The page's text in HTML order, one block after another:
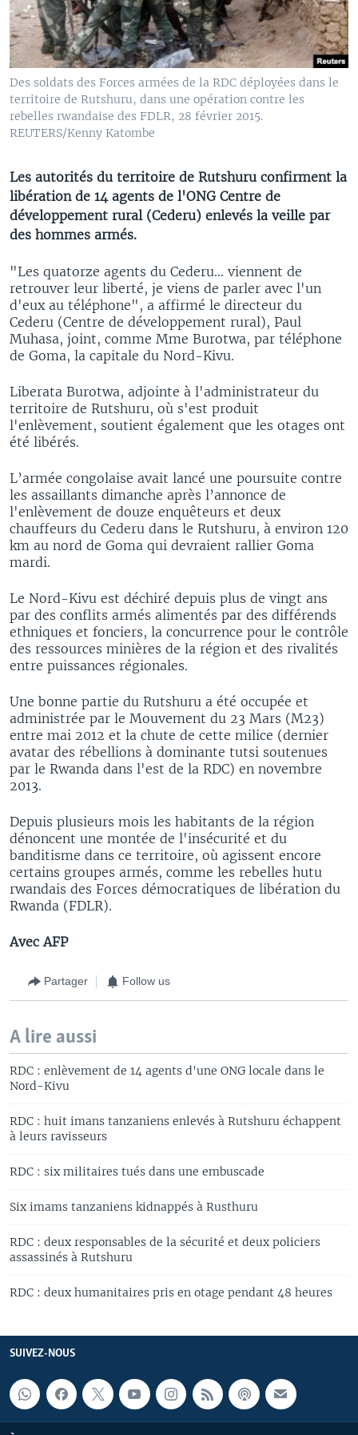
Des soldats des Forces armées de la RDC déployées dans le
territoire de Rutshuru, dans une opération contre les
rebelles rwandaise des FDLR, 28 février 2015.
REUTERS/Kenny Katombe
Les autorités du territoire de Rutshuru confirment la
libération de 14 agents de l'ONG Centre de
développement rural (Cederu) enlevés la veille par
des hommes armés.
"Les quatorze agents du Cederu… viennent de
retrouver leur liberté, je viens de parler avec l'un
d'eux au téléphone", a affirmé le directeur du
Cederu (Centre de développement rural), Paul
Muhasa, joint, comme Mme Burotwa, par téléphone
de Goma, la capitale du Nord-Kivu.
Liberata Burotwa, adjointe à l'administrateur du
territoire de Rutshuru, où s'est produit
l'enlèvement, soutient également que les otages ont
été libérés.
L’armée congolaise avait lancé une poursuite contre
les assaillants dimanche après l’annonce de
l'enlèvement de douze enquêteurs et deux
chauffeurs du Cederu dans le Rutshuru, à environ 120
km au nord de Goma qui devraient rallier Goma
mardi.
Le Nord-Kivu est déchiré depuis plus de vingt ans
par des conflits armés alimentés par des différends
ethniques et fonciers, la concurrence pour le contrôle
des ressources minières de la région et des rivalités
entre puissances régionales.
Une bonne partie du Rutshuru a été occupée et
administrée par le Mouvement du 23 Mars (M23)
entre mai 2012 et la chute de cette milice (dernier
avatar des rébellions à dominante tutsi soutenues
par le Rwanda dans l'est de la RDC) en novembre
2013.
Depuis plusieurs mois les habitants de la région
dénoncent une montée de l'insécurité et du
banditisme dans ce territoire, où agissent encore
certains groupes armés, comme les rebelles hutu
rwandais des Forces démocratiques de libération du
Rwanda (FDLR).
Avec AFP
Partager Follow us
A lire aussi
RDC : enlèvement de 14 agents d'une ONG locale dans le
Nord-Kivu
RDC : huit imans tanzaniens enlevés à Rutshuru échappent
à leurs ravisseurs
RDC : six militaires tués dans une embuscade
Six imams tanzaniens kidnappés à Rusthuru
RDC : deux responsables de la sécurité et deux policiers
assassinés à Rutshuru
RDC : deux humanitaires pris en otage pendant 48 heures
SUIVEZ-NOUS